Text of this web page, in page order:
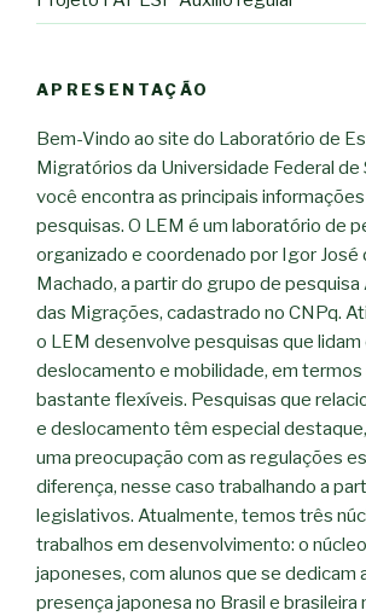
APRESENTAÇÃO
Bem-Vindo ao site do Laboratório de
Migratórios da Universidade Federal de
você encontra as principais
pesquisas. O LEM é um laboratório de
organizado e coordenado por Igor José
Machado, a partir do grupo de
das Migrações, cadastrado no CNPq.
o LEM desenvolve pesquisas que lidam
deslocamento e mobilidade, em termos
bastante flexíveis. Pesquisas que
e deslocamento têm especial
uma preocupação com as regulações
diferença, nesse caso trabalhando a
legislativos. Atualmente, temos três
trabalhos em desenvolvimento: o
japoneses, com alunos que se dedicam
presença japonesa no Brasil e brasileira